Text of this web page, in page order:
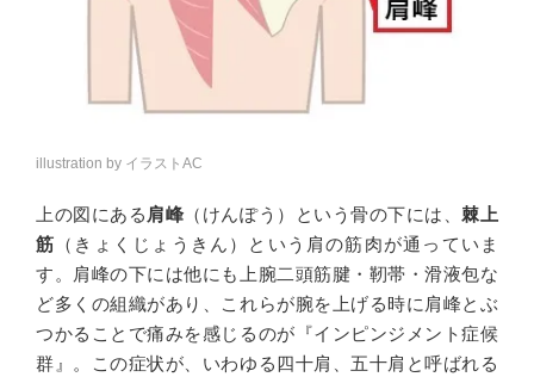
illustration by イラストAC
上の図にある 肩峰（けんぽう）という骨の下には、 棘上
筋 （きょくじょうきん）という肩の筋肉が通っていま
す。肩峰の下には他にも上腕二頭筋腱・靭帯・滑液包な
ど多くの組織があり、これらが腕を上げる時に肩峰とぶ
つかることで痛みを感じるのが『インピンジメント症候
群』。この症状が、いわゆる四十肩、五十肩と呼ばれる